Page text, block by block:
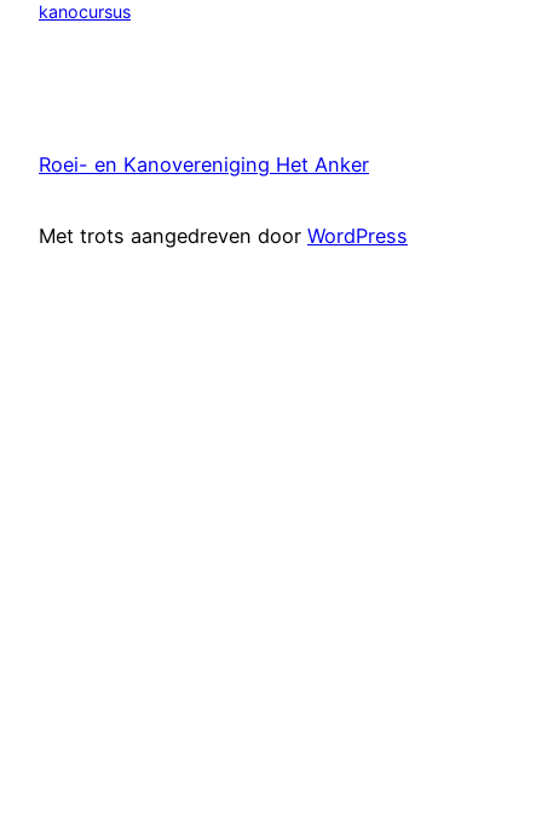
kanocursus
Roei- en Kanovereniging Het Anker
Met trots aangedreven door WordPress